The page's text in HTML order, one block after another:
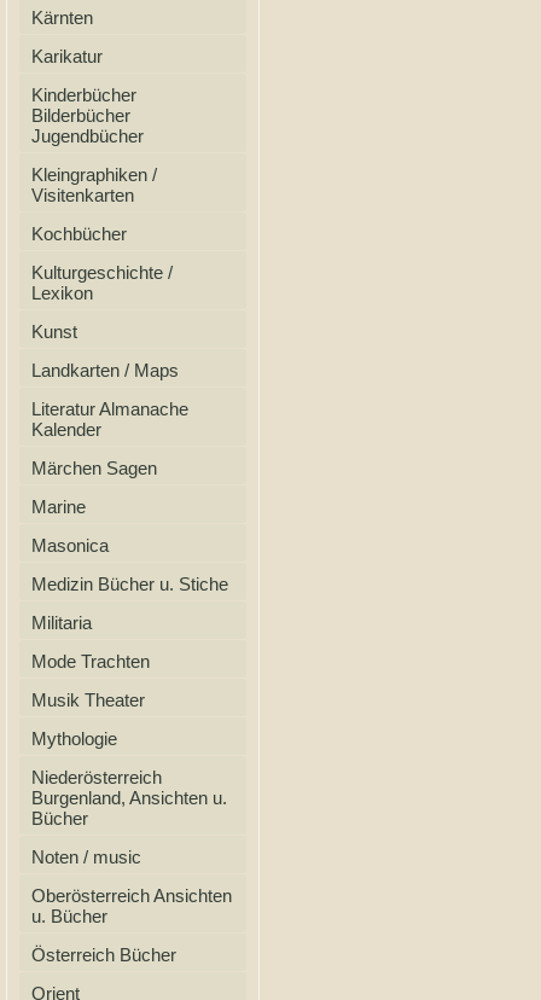
Kärnten
Karikatur
Kinderbücher
Bilderbücher
Jugendbücher
Kleingraphiken /
Visitenkarten
Kochbücher
Kulturgeschichte /
Lexikon
Kunst
Landkarten / Maps
Literatur Almanache
Kalender
Märchen Sagen
Marine
Masonica
Medizin Bücher u. Stiche
Militaria
Mode Trachten
Musik Theater
Mythologie
Niederösterreich
Burgenland, Ansichten u.
Bücher
Noten / music
Oberösterreich Ansichten
u. Bücher
Österreich Bücher
Orient